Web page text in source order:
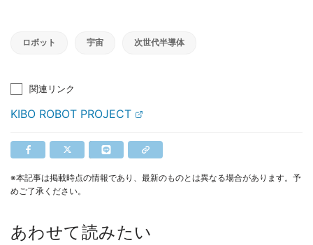
ロボット 宇宙 次世代半導体
関連リンク
KIBO ROBOT PROJECT
※本記事は掲載時点の情報であり、最新のものとは異なる場合があります。予
めご了承ください。
あわせて読みたい